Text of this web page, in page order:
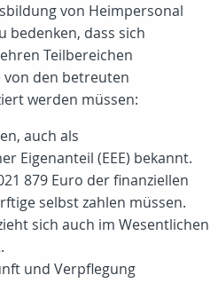
von Heimpersonal
bedenken, dass sich
Teilbereichen
von den betreuten
werden müssen:
auch als
Eigenanteil (EEE) bekannt.
879 Euro der finanziellen
selbst zahlen müssen.
sich auch im Wesentlichen
und Verpflegung